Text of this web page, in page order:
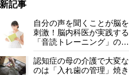
記事
自分の声を聞くことが脳を
刺激！脳内科医が実践する
「音読トレーニング」の極
意
認知症の母の介護で大変な
のは「入れ歯の管理」焼き